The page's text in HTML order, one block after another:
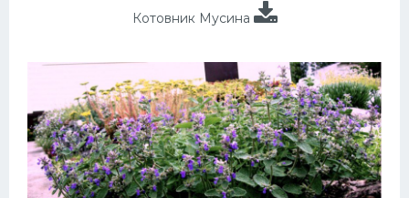
Котовник Мусина